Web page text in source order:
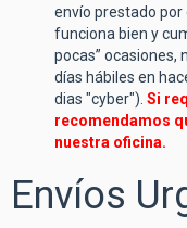
envío prestado por
funciona bien y
pocas” ocasiones,
días hábiles en
dias "cyber"). Si
recomendamos
nuestra oficina.
Envíos